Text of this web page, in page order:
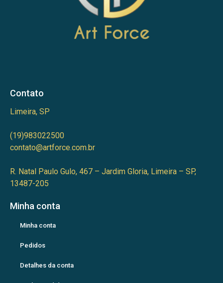
Contato
Limeira, SP
(19)983022500
contato@artforce.com.br
R. Natal Paulo Gulo, 467 – Jardim Gloria, Limeira – SP,
13487-205
Minha conta
Minha conta
Pedidos
Detalhes da conta